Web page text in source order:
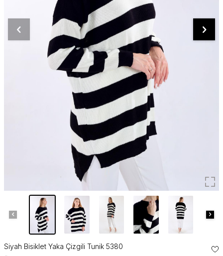
Siyah Bisiklet Yaka Çizgili Tunik 5380